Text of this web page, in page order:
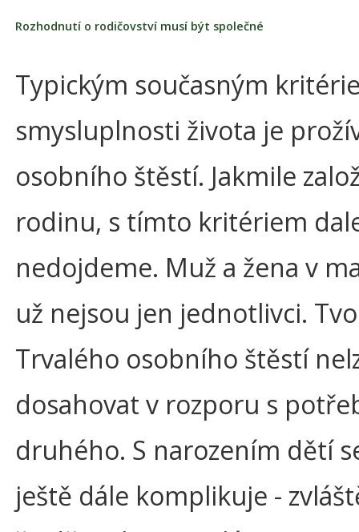
Rozhodnutí o rodičovství musí být společné
Typickým současným
smysluplnosti života je
osobního štěstí. Jakmile
rodinu, s tímto kritériem
nedojdeme. Muž a žena v
už nejsou jen jednotlivci.
Trvalého osobního štěstí
dosahovat v rozporu s
druhého. S narozením dětí
ještě dále komplikuje -